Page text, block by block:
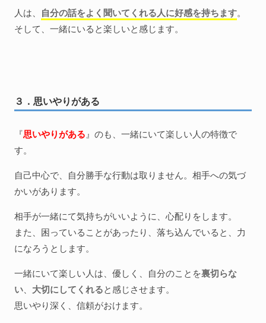
人は、 自分の話をよく聞いてくれる人に好感を持ちます。
そして、一緒にいると楽しいと感じます。
３．思いやりがある
『思いやりがある 』のも、一緒にいて楽しい人の特徴で
す。
自己中心で、自分勝手な行動は取りません。相手への気づ
かいがあります。
相手が一緒にて気持ちがいいように、心配りをします。
また、困っていることがあったり、落ち込んでいると、力
になろうとします。
一緒にいて楽しい人は、優しく、自分のことを裏切らな
い
大切にしてくれると感じさせます。
思いやり深く、信頼がおけます。